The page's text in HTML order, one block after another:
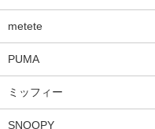
metete
PUMA
ミッフィー
SNOOPY